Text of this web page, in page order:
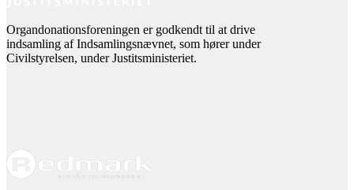
Organdonationsforeningen er godkendt til at drive
indsamling af Indsamlingsnævnet, som hører under
Civilstyrelsen, under Justitsministeriet.